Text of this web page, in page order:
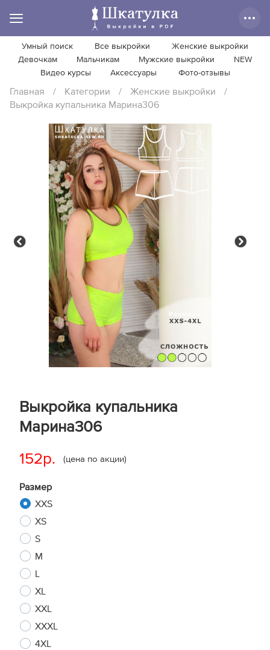
Умный поиск Все выкройки
Женские выкройки
Девочкам
Мальчикам Мужские выкройки
NEW
Видео курсы
Аксессуары Фото-отзывы
Главная / Категории / Женские выкройки
/
Выкройка купальника Марина306
Previous
Выкройка купальника
Марина306
152р. (цена по акции)
Размер
XXS
XS
S
M
XL
XXL
XXXL
4XL